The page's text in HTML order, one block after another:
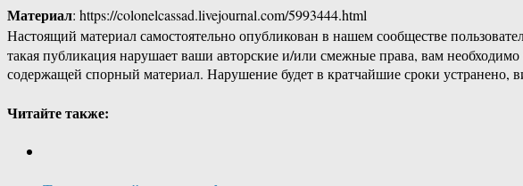
Материал: https://colonelcassad.livejournal.com/5993444.html
Настоящий материал самостоятельно опубликован в нашем сообществе
такая публикация нарушает ваши авторские и/или смежные права, вам
содержащей спорный материал. Нарушение будет в кратчайшие сроки устранено,
Читайте также: